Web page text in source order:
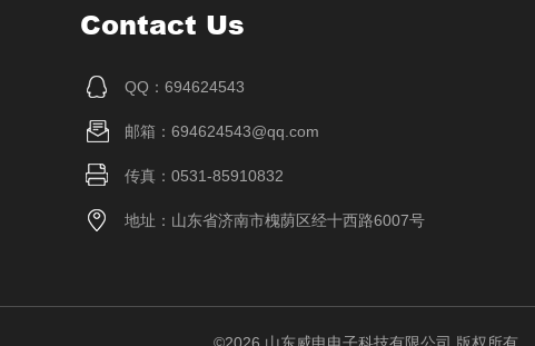
Contact Us
QQ：694624543
邮箱：694624543@qq.com
传真：0531-85910832
地址：山东省济南市槐荫区经十西路6007号